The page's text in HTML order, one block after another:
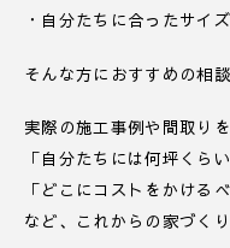
・自分たちに合ったサイ
そんな方におすすめの相談
実際の施工事例や間取りを
「自分たちには何坪くら
「どこにコストをかける
など、これからの家づく